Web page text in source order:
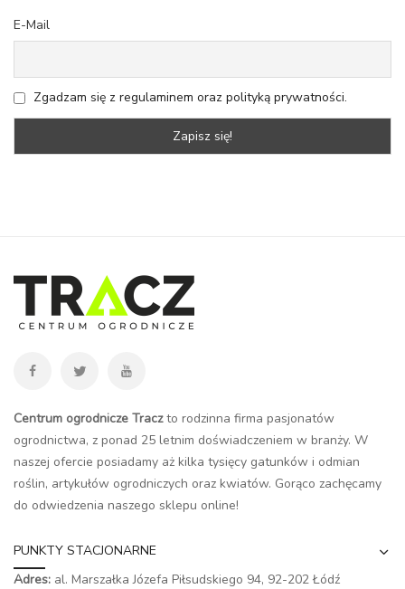
E-Mail
Zgadzam się z regulaminem oraz polityką prywatności.
Centrum ogrodnicze Traczto rodzinna firma pasjonatów
ogrodnictwa, z ponad 25 letnim doświadczeniem w branży. W
naszej ofercie posiadamy aż kilka tysięcy gatunków i odmian
roślin, artykułów ogrodniczych oraz kwiatów. Gorąco zachęcamy
do odwiedzenia naszego sklepu online!
PUNKTY STACJONARNE
Adres: al. Marszałka Józefa Piłsudskiego 94, 92-202 Łódź